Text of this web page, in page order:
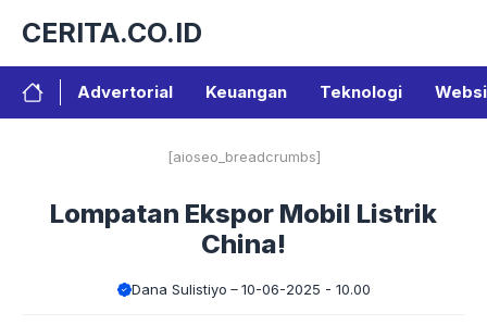
isi
CERITA.CO.ID
Advertorial Keuangan Teknologi
[aioseo_breadcrumbs]
Lompatan Ekspor Mobil Listrik
China!
Dana Sulistiyo 10-06-2025 - 10.00